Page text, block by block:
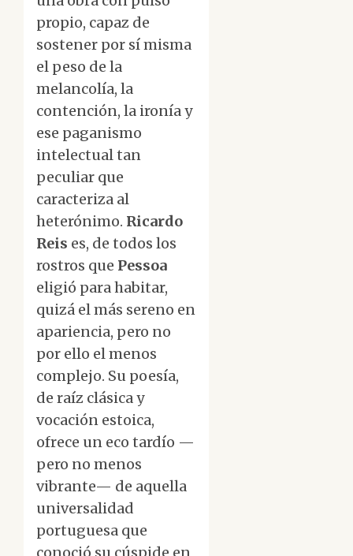
propio, capaz de
sostener por sí misma
el peso de la
melancolía, la
contención, la ironía y
ese paganismo
intelectual tan
peculiar que
caracteriza al
heterónimo. Ricardo
Reis es, de todos los
rostros que Pessoa
eligió para habitar,
quizá el más sereno en
apariencia, pero no
por ello el menos
complejo. Su poesía,
de raíz clásica y
vocación estoica,
ofrece un eco tardío —
pero no menos
vibrante— de aquella
universalidad
portuguesa que